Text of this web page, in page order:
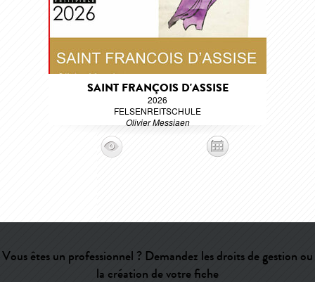
SAINT FRANÇOIS D'ASSISE
2026
FELSENREITSCHULE
Olivier Messiaen
Vous êtes un professionnel ? Demandez les droits de gestion ou
la création de votre fiche